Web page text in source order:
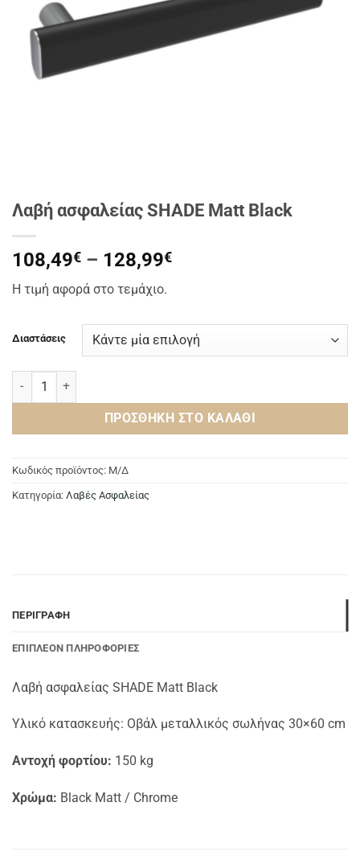
Λαβή ασφαλείας SHADE Matt Black
108,49€ – 128,99€Price
128,99€
Η τιμή αφορά στο τεμάχιο.
Διαστάσεις
Λαβή ασφαλείας SHADE Matt Black ποσότητα
ΠΡΟΣΘΉΚΗ ΣΤΟ ΚΑΛΆΘΙ
Κωδικός προϊόντος: Μ/Δ
Κατηγορία: Λαβές Ασφαλείας
ΠΕΡΙΓΡΑΦΉ
ΕΠΙΠΛΈΟΝ ΠΛΗΡΟΦΟΡΊΕΣ
Λαβή ασφαλείας SHADE Matt Black
Υλικό κατασκευής: Οβάλ μεταλλικός σωλήνας 30×60 cm
Αντοχή φορτίου: 150 kg
Χρώμα: Black Matt / Chrome